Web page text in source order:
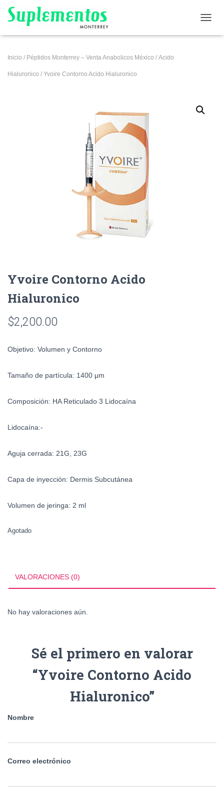
Inicio / Péptidos Monterrey – Venta Anabolicos México / Acido
Hialuronico / Yvoire Contorno Acido Hialuronico
Yvoire Contorno Acido
Hialuronico
$2,200.00
Objetivo: Volumen y Contorno
Tamaño de partícula: 1400 μm
Composición: HA Reticulado 3 Lidocaína
Lidocaína:-
Aguja cerrada: 21G, 23G
Capa de inyección: Dermis Subcutánea
Volumen de jeringa: 2 ml
Agotado
VALORACIONES (0)
No hay valoraciones aún.
Sé el primero en valorar
“Yvoire Contorno Acido
Hialuronico”
Nombre
Correo electrónico